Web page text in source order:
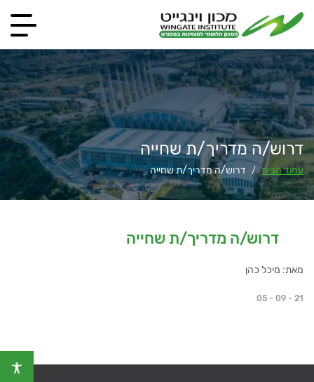
דרוש/ה מדריך/ת שחייה
עמוד הבית / דרוש/ה מדריך/ת שחייה
דרוש/ה מדריך/ת שחייה
מאת: מיכל כהן
05 - 09 - 21